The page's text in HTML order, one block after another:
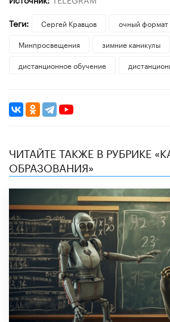
Теги:
Сергей Кравцов
очный формат
Минпросвещения
зимние каникулы
дистанционное обучение
ЧИТАЙТЕ ТАКЖЕ В РУБРИКЕ
ОБРАЗОВАНИЯ»